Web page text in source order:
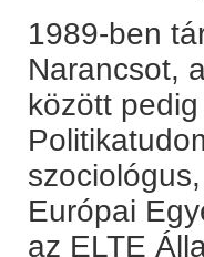
1989-ben
Narancsot,
között
Európai
az ELTE